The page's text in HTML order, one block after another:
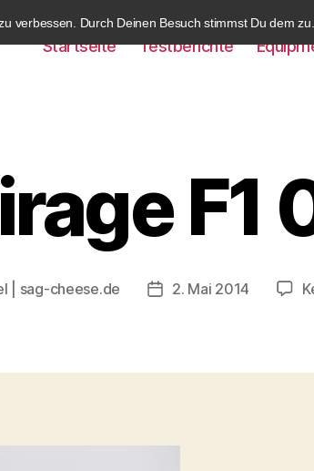
verbessen. Durch Deinen Besuch stimmst Du dem zu.
Startseite Testberichte
F1
| sag-cheese.de Beitragsdatum
2. Mai 2014